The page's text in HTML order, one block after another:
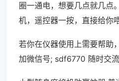
圈一通电，想要几点就几点
机，遥控器一按，直接给你
若你在仪器使用上需要帮助
加微信号; sdf6770 随时交流